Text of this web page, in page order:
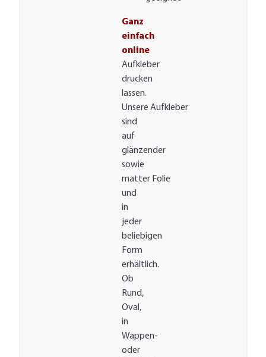
Ganz
einfach
online
Aufkleber
drucken
lassen.
Unsere Aufkleber
sind
auf
glänzender
sowie
matter Folie
und
in
jeder
beliebigen
Form
erhältlich.
Ob
Rund,
Oval,
in
Wappen-
oder